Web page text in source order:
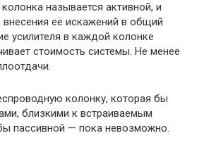
называется активной, и
внесения её искажений в общий
усилителя в каждой колонке
стоимость системы. Не менее
колонку, которая бы
близкими к встраиваемым
пассивной — пока невозможно.